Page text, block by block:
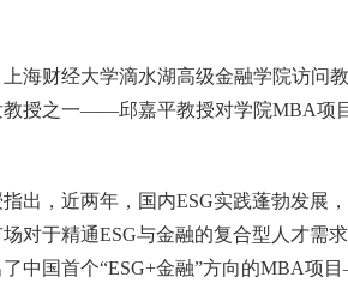
海财经大学滴水湖高级金融学院访问
教授之一——邱嘉平教授对学院MBA项
出，近两年，国内ESG实践蓬勃发展
对于精通ESG与金融的复合型人才需
中国首个“ESG+金融”方向的MBA项